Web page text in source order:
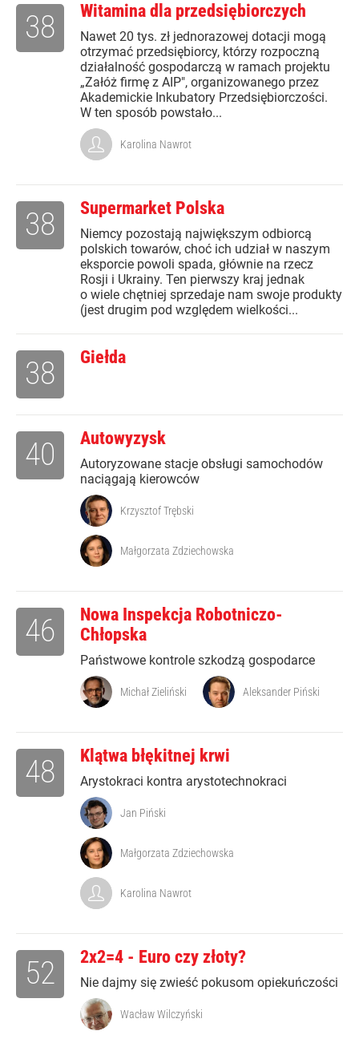
Witamina dla przedsiębiorczych
Nawet 20 tys. zł jednorazowej dotacji mogą
otrzymać przedsiębiorcy, którzy rozpoczną
działalność gospodarczą w ramach projektu
„Załóż firmę z AIP", organizowanego przez
Akademickie Inkubatory Przedsiębiorczości.
W ten sposób powstało...
38
Karolina Nawrot
Supermarket Polska
Niemcy pozostają największym odbiorcą
polskich towarów, choć ich udział w naszym
eksporcie powoli spada, głównie na rzecz
Rosji i Ukrainy. Ten pierwszy kraj jednak
o wiele chętniej sprzedaje nam swoje produkty
(jest drugim pod względem wielkości...
38
Giełda
38
Autowyzysk
Autoryzowane stacje obsługi samochodów
naciągają kierowców
40
Krzysztof Trębski
Małgorzata Zdziechowska
Nowa Inspekcja Robotniczo-
Chłopska
Państwowe kontrole szkodzą gospodarce
46
Michał Zieliński Aleksander Piński
Klątwa błękitnej krwi
Arystokraci kontra arystotechnokraci
48
Jan Piński
Małgorzata Zdziechowska
Karolina Nawrot
2x2=4 - Euro czy złoty?
Nie dajmy się zwieść pokusom opiekuńczości
52
Wacław Wilczyński